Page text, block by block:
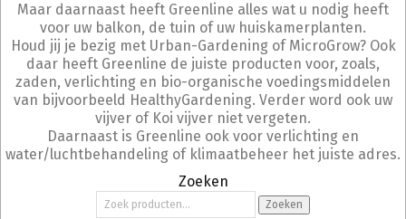
Maar daarnaast heeft Greenline alles wat u nodig heeft
voor uw balkon, de tuin of uw huiskamerplanten.
Houd jij je bezig met Urban-Gardening of MicroGrow? Ook
daar heeft Greenline de juiste producten voor, zoals,
zaden, verlichting en bio-organische voedingsmiddelen
van bijvoorbeeld HealthyGardening. Verder word ook uw
vijver of Koi vijver niet vergeten.
Daarnaast is Greenline ook voor verlichting en
water/luchtbehandeling of klimaatbeheer het juiste adres.
Zoeken
Zoeken
naar:
Zoeken